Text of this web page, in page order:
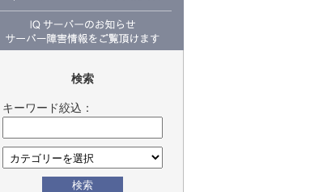
検索
キーワード絞込：
検索